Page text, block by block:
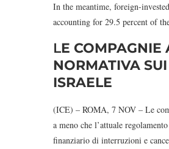
In the meantime, foreign-
accounting for 29.5 percent of
LE COMPAGNIE
NORMATIVA
ISRAELE
(ICE) – ROMA, 7 NOV – Le
a meno che l’attuale
finanziario di interruzioni e